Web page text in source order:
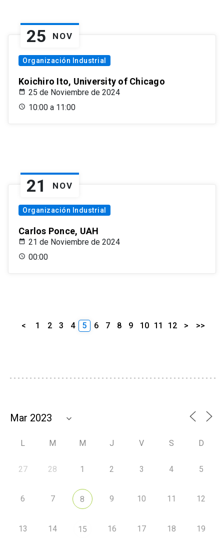
25 NOV
Organización Industrial
Koichiro Ito, University of Chicago
25 de Noviembre de 2024
10:00 a 11:00
21 NOV
Organización Industrial
Carlos Ponce, UAH
21 de Noviembre de 2024
00:00
< 1 2 3 4 5 6 7 8 9 10 11 12 > >>
L M M J V S D
27 28 1 2 3 4 5
6 7 8 9 10 11 12
13 14 15 16 17 18 19